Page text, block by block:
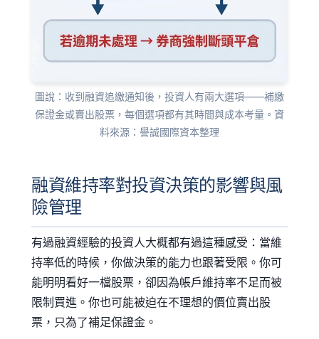
圖說：收到融資追繳通知後，投資人有兩大選項——補繳
保證金或賣出股票，每個選項都有其時間與成本考量。資
料來源：譽誠國際資本整理
融資維持率對投資決策的影響與風
險管理
有過融資經驗的投資人大概都有過這種感受：當維
持率低的時候，你做決策的能力也跟著受限。你可
能明明看好一檔股票，卻因為帳戶維持率不足而被
限制買進。你也可能被迫在不理想的價位賣出股
票，只為了補足保證金。